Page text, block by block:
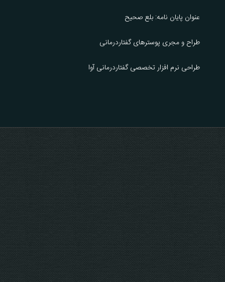
عنوان پایان نامه: بلع صحیح
طراح و مجری پوسترهای گفتاردرمانی
طراحی نرم افزار تخصصی گفتاردرمانی آوا